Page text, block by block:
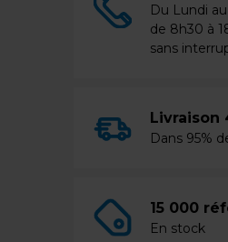
Du Lundi
de 8h30 à
sans
Livraison
Dans 95%
15 000
En stock